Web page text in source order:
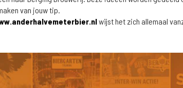
van jouw tip.
wijst het zich allemaal